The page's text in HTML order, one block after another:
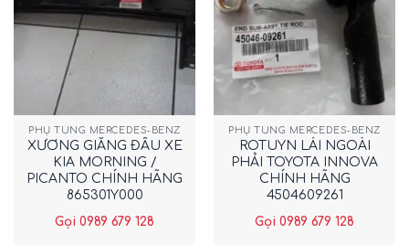
PHỤ TÙNG MERCEDES-BENZ
XƯƠNG GIẰNG ĐẦU XE
KIA MORNING /
PICANTO CHÍNH HÃNG
865301Y000
Gọi 0989 679 128
PHỤ TÙNG MERCEDES-BENZ
ROTUYN LÁI NGOÀI
PHẢI TOYOTA INNOVA
CHÍNH HÃNG
4504609261
Gọi 0989 679 128